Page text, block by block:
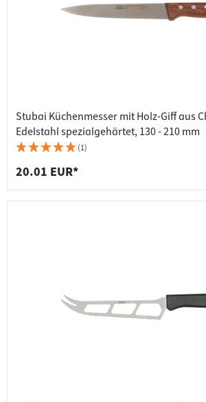
Stubai Küchenmesser mit Holz-Giff aus
Edelstahl spezialgehärtet, 130 - 210 mm
(1)
20.01 EUR*